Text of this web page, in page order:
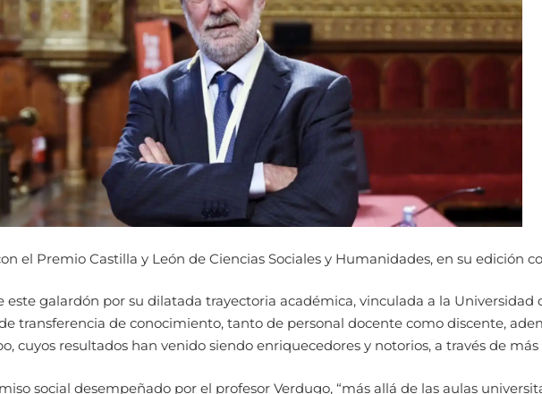
el Premio Castilla y León de Ciencias Sociales y Humanidades, en su edición
galardón por su dilatada trayectoria académica, vinculada a la Universidad
transferencia de conocimiento, tanto de personal docente como discente,
cuyos resultados han venido siendo enriquecedores y notorios, a través de más
social desempeñado por el profesor Verdugo, “más allá de las aulas